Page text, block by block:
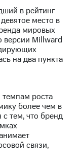
в рейтинг
место в
мировых
версии Millward
на два пункта
роста
более чем в
с тем, что бренд
связи,